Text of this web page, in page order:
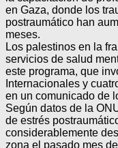
en Gaza, donde los
postraumático han
meses.
Los palestinos en la
servicios de salud
este programa, que
Internacionales y
en un comunicado de
Según datos de la
de estrés
considerablemente
zona el pasado mes